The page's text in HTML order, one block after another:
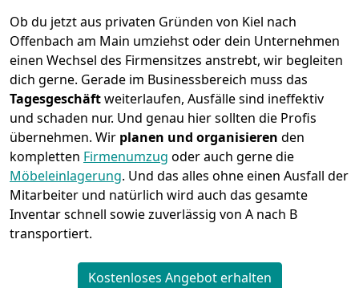
Ob du jetzt aus privaten Gründen von Kiel nach
Offenbach am Main umziehst oder dein Unternehmen
einen Wechsel des Firmensitzes anstrebt, wir begleiten
dich gerne. Gerade im Businessbereich muss das
Tagesgeschäftweiterlaufen, Ausfälle sind ineffektiv
und schaden nur. Und genau hier sollten die Profis
übernehmen. Wir planen und organisieren den
kompletten Firmenumzug oder auch gerne die
Möbeleinlagerung. Und das alles ohne einen Ausfall der
Mitarbeiter und natürlich wird auch das gesamte
Inventar schnell sowie zuverlässig von A nach B
transportiert.
Kostenloses Angebot erhalten